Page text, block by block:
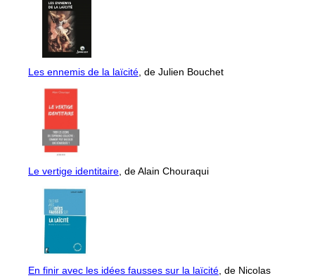
Les ennemis de la laïcité , de Julien Bouchet
Le vertige identitaire , de Alain Chouraqui
En finir avec les idées fausses sur la laïcité , de Nicolas